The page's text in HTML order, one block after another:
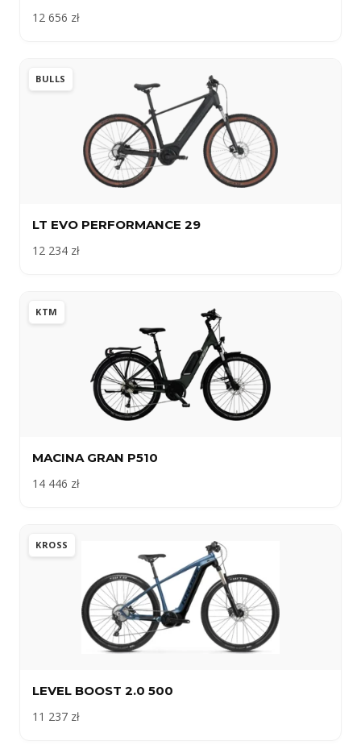
12 656 zł
BULLS
LT EVO PERFORMANCE 29
12 234 zł
KTM
MACINA GRAN P510
14 446 zł
KROSS
LEVEL BOOST 2.0 500
11 237 zł